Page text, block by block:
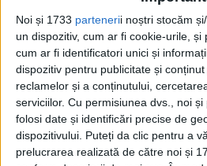
Noi și 1733 partenerii noștri stocăm
un dispozitiv, cum ar fi cookie-urile, și
cum ar fi identificatori unici și
dispozitiv pentru publicitate și
reclamelor și a conținutului,
serviciilor. Cu permisiunea dvs., noi
folosi date și identificări precise de
dispozitivului. Puteți da clic pentru a
prelucrarea realizată de către noi și
ACELUIAȘI AN,
SĂTURAT DE
SEWELL ȘI DE LIPSA
DE AUTORITATEA
La 27 decembrie,
secretarului de război să
și instalațiile